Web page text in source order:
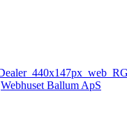
Webhuset Ballum ApS